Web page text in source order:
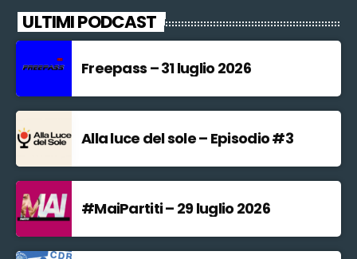
ULTIMI PODCAST
Freepass – 31 luglio 2026
Alla luce del sole – Episodio #3
#MaiPartiti – 29 luglio 2026